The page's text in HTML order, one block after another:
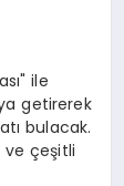
ile
getirerek
bulacak.
ve çeşitli